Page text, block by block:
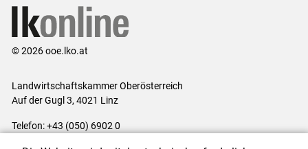
© 2026 ooe.lko.at
Landwirtschaftskammer Oberösterreich
Auf der Gugl 3, 4021 Linz
Telefon: +43 (050) 6902 0